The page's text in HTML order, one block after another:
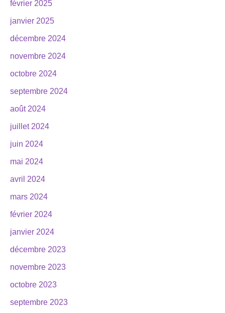
février 2025
janvier 2025
décembre 2024
novembre 2024
octobre 2024
septembre 2024
août 2024
juillet 2024
juin 2024
mai 2024
avril 2024
mars 2024
février 2024
janvier 2024
décembre 2023
novembre 2023
octobre 2023
septembre 2023